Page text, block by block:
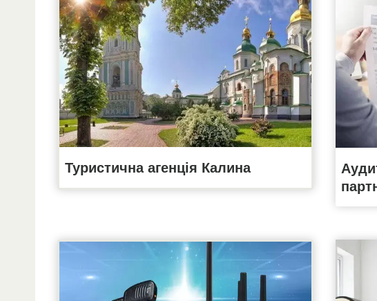
Туристична агенція Калина